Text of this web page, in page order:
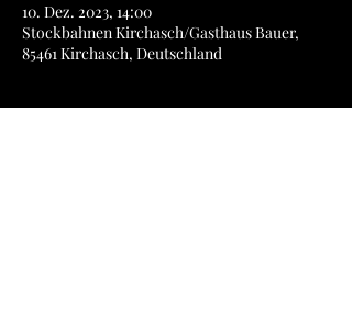
10. Dez. 2023, 14:00
Stockbahnen Kirchasch/Gasthaus Bauer,
85461 Kirchasch, Deutschland